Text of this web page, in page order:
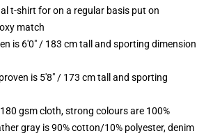
t-shirt for on a regular basis put on
match
is 6'0" / 183 cm tall and sporting dimension
is 5'8" / 173 cm tall and sporting
gsm cloth, strong colours are 100%
gray is 90% cotton/10% polyester, denim